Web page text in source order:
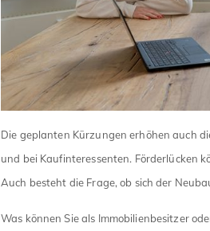
Die geplanten Kürzungen erhöhen auch
und bei Kaufinteressenten. Förderlücken
Auch besteht die Frage, ob sich der
Was können Sie als Immobilienbesitzer